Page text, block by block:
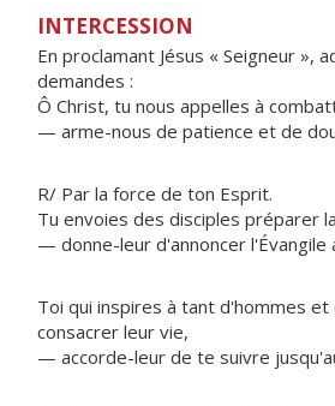
INTERCESSION
En proclamant Jésus « Seigneur »,
demandes :
Ô Christ, tu nous appelles à
— arme-nous de patience et de
R/ Par la force de ton Esprit.
Tu envoies des disciples préparer
— donne-leur d'annoncer l'Évangile
Toi qui inspires à tant d'hommes
consacrer leur vie,
— accorde-leur de te suivre